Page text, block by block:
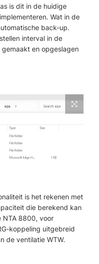
is dit in de huidige
Wat in de
back-up.
interval in de
en opgeslagen
is het rekenen met
die berekend kan
NTA 8800, voor
koppeling uitgebreid
de ventilatie WTW.